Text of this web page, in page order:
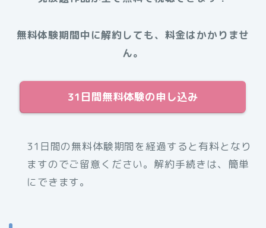
無料体験期間中に解約しても、料金はかかりませ
ん。
31日間無料体験の申し込み
31日間の無料体験期間を経過すると有料となり
ますのでご留意ください。解約手続きは、簡単
にできます。